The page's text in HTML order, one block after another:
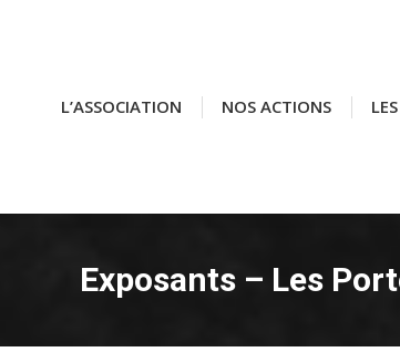
L’ASSOCIATION NOS ACTIONS
Exposants – Les
L’ASSOCIATION NOS ACTIONS